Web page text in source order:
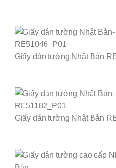
Giấy dán tường Nhật Bản
Giấy dán tường Nhật Bản